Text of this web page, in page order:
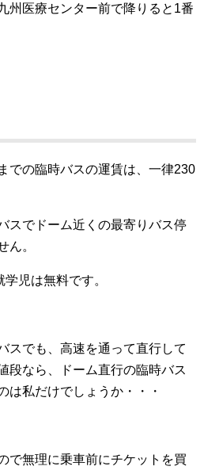
州医療センター前で降りると1番
での臨時バスの運賃は、一律230
スでドーム近くの最寄りバス停
ん。
児は無料です。
スでも、高速を通って直行して
段なら、ドーム直行の臨時バス
は私だけでしょうか・・・
で無理に乗車前にチケットを買